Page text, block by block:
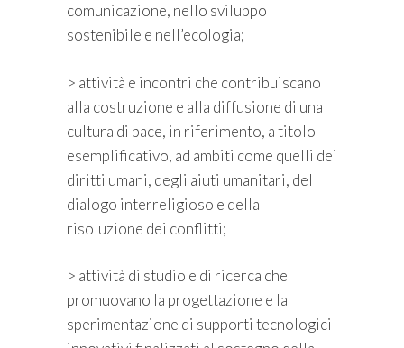
comunicazione, nello sviluppo
sostenibile e nell’ecologia;
> attività e incontri che contribuiscano
alla costruzione e alla diffusione di una
cultura di pace, in riferimento, a titolo
esemplificativo, ad ambiti come quelli dei
diritti umani, degli aiuti umanitari, del
dialogo interreligioso e della
risoluzione dei conflitti;
> attività di studio e di ricerca che
promuovano la progettazione e la
sperimentazione di supporti tecnologici